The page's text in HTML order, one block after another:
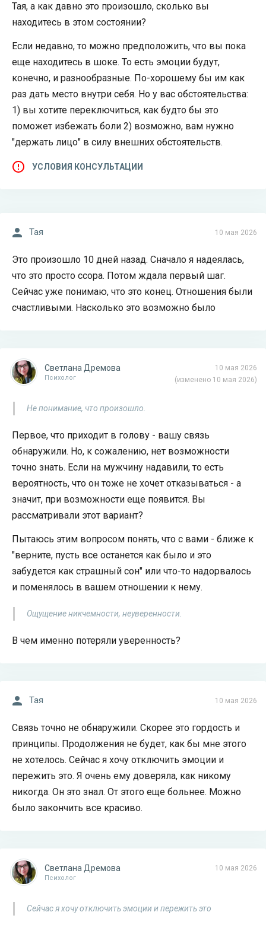
Тая, а как давно это произошло, сколько вы
находитесь в этом состоянии?
Если недавно, то можно предположить, что вы пока
еще находитесь в шоке. То есть эмоции будут,
конечно, и разнообразные. По-хорошему бы им как
раз дать место внутри себя. Но у вас обстоятельства:
1) вы хотите переключиться, как будто бы это
поможет избежать боли 2) возможно, вам нужно
"держать лицо" в силу внешних обстоятельств.
УСЛОВИЯ КОНСУЛЬТАЦИИ
10 мая 2026
Тая
Это произошло 10 дней назад. Сначало я надеялась,
что это просто ссора. Потом ждала первый шаг.
Сейчас уже понимаю, что это конец. Отношения были
счастливыми. Насколько это возможно было
10 мая 2026
(изменено 10 мая 2026)
Светлана Дремова
Психолог
Не понимание, что произошло.
Первое, что приходит в голову - вашу связь
обнаружили. Но, к сожалению, нет возможности
точно знать. Если на мужчину надавили, то есть
вероятность, что он тоже не хочет отказываться - а
значит, при возможности еще появится. Вы
рассматривали этот вариант?
Пытаюсь этим вопросом понять, что с вами - ближе к
"верните, пусть все останется как было и это
забудется как страшный сон" или что-то надорвалось
и поменялось в вашем отношении к нему.
Ощущение никчемности, неуверенности.
В чем именно потеряли уверенность?
10 мая 2026
Тая
Связь точно не обнаружили. Скорее это гордость и
принципы. Продолжения не будет, как бы мне этого
не хотелось. Сейчас я хочу отключить эмоции и
пережить это. Я очень ему доверяла, как никому
никогда. Он это знал. От этого еще больнее. Можно
было закончить все красиво.
10 мая 2026
Светлана Дремова
Психолог
Сейчас я хочу отключить эмоции и пережить это